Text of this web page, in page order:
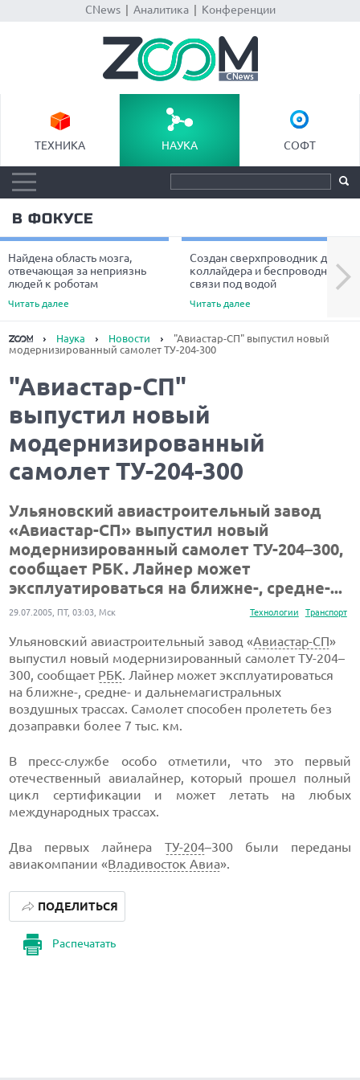
CNews| Аналитика| Конференции
ТЕХНИКА НАУКА СОФТ
В ФОКУСЕ
Найдена область мозга,
отвечающая за неприязнь
людей к роботам
Читать далее
Создан сверхпроводник для
коллайдера и беспроводной
связи под водой
Читать далее
Next
Наука Новости
"Авиастар-СП" выпустил новый
модернизированный самолет ТУ-204-300
"Авиастар-СП"
выпустил новый
модернизированный
самолет ТУ-204-300
Ульяновский авиастроительный завод
«Авиастар-СП» выпустил новый
модернизированный самолет ТУ-204–300,
сообщает РБК. Лайнер может
эксплуатироваться на ближне-, средне-...
Технологии Транспорт
29.07.2005, ПТ, 03:03, Мск
Ульяновский авиастроительный завод «Авиастар-СП»
выпустил новый модернизированный самолет ТУ-204–
300, сообщает РБК. Лайнер может эксплуатироваться
на ближне-, средне- и дальнемагистральных
воздушных трассах. Самолет способен пролететь без
дозаправки более 7 тыс. км.
В пресс-службе особо отметили, что это первый
отечественный авиалайнер, который прошел полный
цикл сертификации и может летать на любых
международных трассах.
Два первых лайнера ТУ-204–300 были переданы
авиакомпании «Владивосток Авиа».
Распечатать
ПОДЕЛИТЬСЯ